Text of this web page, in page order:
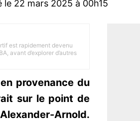
le 22 mars 2025 à 00h15
est rapidement devenu
avant d’explorer d’autres
provenance du
sur le point de
Arnold.